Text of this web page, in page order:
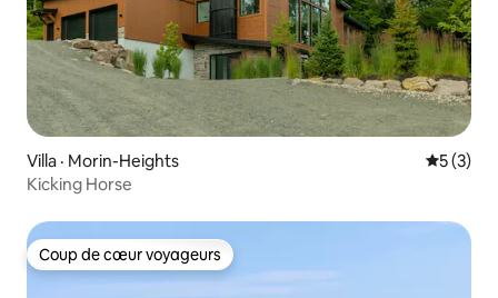
Villa · Morin-Heights Note
5 (3)
Kicking Horse
Coup de cœur voyageurs
Coup de cœur voyageurs